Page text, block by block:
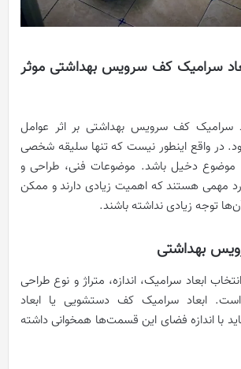
سرامیک کف سرویس بهداشتی موثر
سرامیک کف سرویس بهداشتی بر اثر عوامل
در واقع اینطور نیست که تنها سلیقه شخصی
موضوع دخیل باشد. موضوعات فنی، طراحی و
مهمی هستند که اهمیت زیادی دارند و ممکن
توجه زیادی نداشته باشند.
بهداشتی
ابعاد سرامیک، اندازه، متراژ و نوع طراحی
ابعاد سرامیک کف دستشویی یا ابعاد
با اندازه فضای این قسمت‌ها همخوانی داشته